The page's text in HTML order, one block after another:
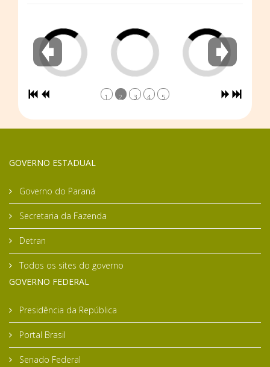
1 2 3 4 5
GOVERNO ESTADUAL
Governo do Paraná
Secretaria da Fazenda
Detran
Todos os sites do governo
GOVERNO FEDERAL
Presidência da República
Portal Brasil
Senado Federal